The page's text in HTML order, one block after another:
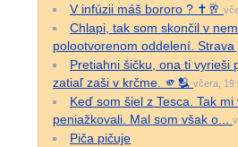
V infúzii máš bororo ? ✝️🥂
Chlapi, tak som skončil v
polootvorenom oddelení. Strava
Pretiahni šičku, ona ti vyrieši
zatiaľ zaši v krčme. 🫵🫂 včera,
Keď som šiel z Tesca. Tak
peniažkovali. Mal som však o...
Piča pičuje